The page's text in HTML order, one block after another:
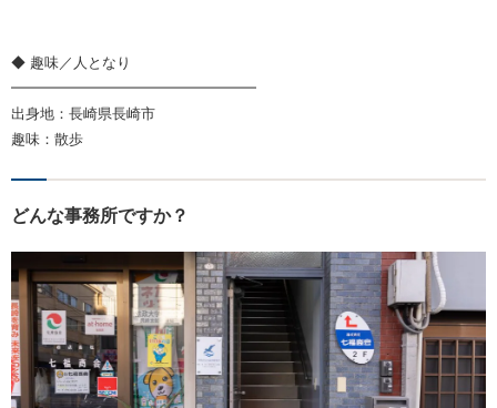
◆ 趣味／人となり
━━━━━━━━━━━━━━━━━
出身地：長崎県長崎市
趣味：散歩
どんな事務所ですか？